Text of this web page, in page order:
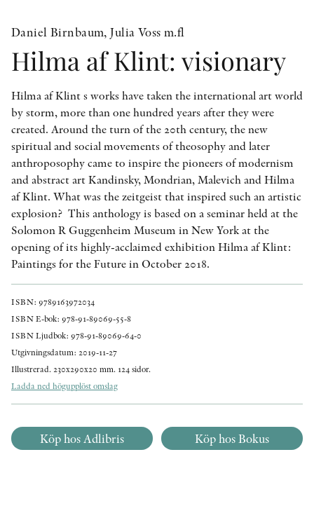
Daniel Birnbaum, Julia Voss m.fl
Hilma af Klint: visionary
Hilma af Klint s works have taken the international art world
by storm, more than one hundred years after they were
created. Around the turn of the 20th century, the new
spiritual and social movements of theosophy and later
anthroposophy came to inspire the pioneers of modernism
and abstract art Kandinsky, Mondrian, Malevich and Hilma
af Klint. What was the zeitgeist that inspired such an artistic
explosion? This anthology is based on a seminar held at the
Solomon R Guggenheim Museum in New York at the
opening of its highly-acclaimed exhibition Hilma af Klint:
Paintings for the Future in October 2018.
ISBN: 9789163972034
ISBN E-bok: 978-91-89069-55-8
ISBN Ljudbok: 978-91-89069-64-0
Utgivningsdatum: 2019-11-27
Illustrerad. 230x290x20 mm. 124 sidor.
Ladda ned högupplöst omslag
Köp hos Adlibris Köp hos Bokus